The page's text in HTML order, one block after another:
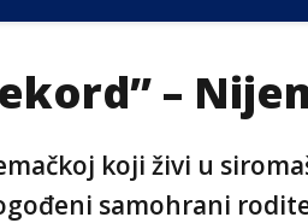
–
koji živi u
samohrani